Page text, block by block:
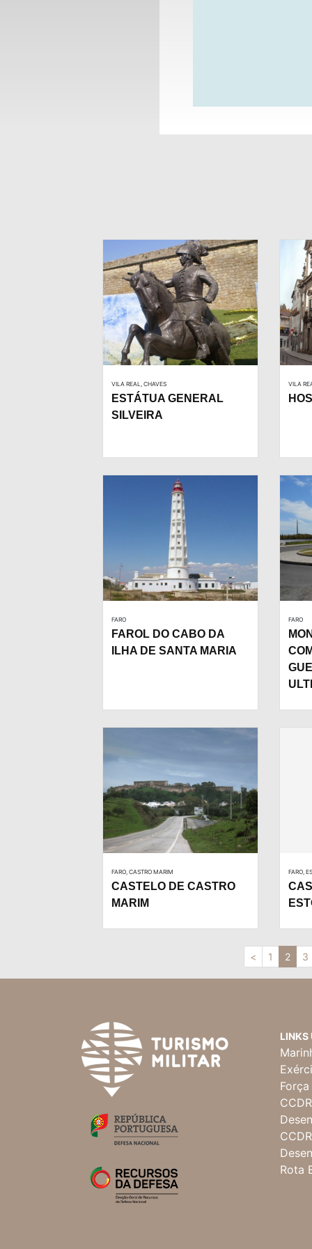
VILA REAL, CHAVES
ESTÁTUA GENERAL
SILVEIRA
VILA
FARO
FAROL DO CABO DA
ILHA DE SANTA MARIA
FARO
FARO, CASTRO MARIM
CASTELO DE CASTRO
MARIM
FARO,
< 1 2 3
LINKS
Rota